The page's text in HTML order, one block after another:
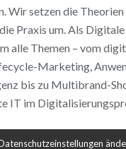
Wir setzen die
Praxis um. Als
alle Themen – vom
Marketing,
bis zu Multibrand-
IT im